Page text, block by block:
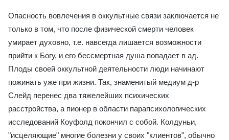
Опасность вовлечения в оккультные связи заключается не
только в том, что после физической смерти человек
умирает духовно, т.е. навсегда лишается возможности
прийти к Богу, и его бессмертная душа попадает в ад.
Плоды своей оккультной деятельности люди начинают
пожинать уже при жизни. Так, знаменитый медиум д-р
Слейд перенес два тяжелейших психических
расстройства, а пионер в области парапсихологических
исследований Коуфолд покончил с собой. Колдуньи,
"исцеляющие" многие болезни у своих "клиентов", обычно